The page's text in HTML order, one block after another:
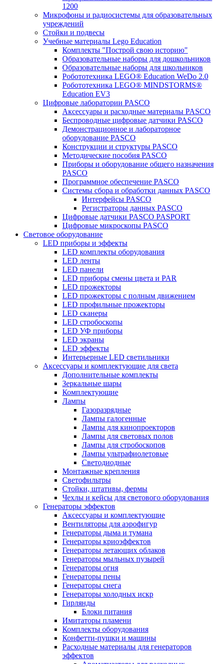
1200
Микрофоны и радиосистемы для образовательных
учреждений
Стойки и подвесы
Учебные материалы Lego Education
Комплекты "Построй свою историю"
Образовательные наборы для дошкольников
Образовательные наборы для школьников
Робототехника LEGO® Education WeDo 2.0
Робототехника LEGO® MINDSTORMS®
Education EV3
Цифровые лаборатории PASCO
Аксессуары и расходные материалы PASCO
Беспроводные цифровые датчики PASCO
Демонстрационное и лабораторное
оборудование PASCO
Конструкции и структуры PASCO
Методические пособия PASCO
Приборы и оборудование общего назначения
PASCO
Программное обеспечение PASCO
Системы сбора и обработки данных PASCO
Интерфейсы PASCO
Регистраторы данных PASCO
Цифровые датчики PASCO PASPORT
Цифровые микроскопы PASCO
Световое оборудование
LED приборы и эффекты
LED комплекты оборудования
LED ленты
LED панели
LED приборы смены цвета и PAR
LED прожекторы
LED прожекторы с полным движением
LED профильные прожекторы
LED сканеры
LED стробоскопы
LED УФ приборы
LED экраны
LED эффекты
Интерьерные LED светильники
Аксессуары и комплектующие для света
Дополнительные комплекты
Зеркальные шары
Комплектующие
Лампы
Газоразрядные
Лампы галогенные
Лампы для кинопроекторов
Лампы для световых полов
Лампы для стробоскопов
Лампы ультрафиолетовые
Светодиодные
Монтажные крепления
Светофильтры
Стойки, штативы, фермы
Чехлы и кейсы для светового оборудования
Генераторы эффектов
Аксессуары и комплектующие
Вентиляторы для аэрофигур
Генераторы дыма и тумана
Генераторы криоэффектов
Генераторы летающих облаков
Генераторы мыльных пузырей
Генераторы огня
Генераторы пены
Генераторы снега
Генераторы холодных искр
Гирлянды
Блоки питания
Имитаторы пламени
Комплекты оборудования
Конфетти-пушки и машины
Расходные материалы для генераторов
эффектов